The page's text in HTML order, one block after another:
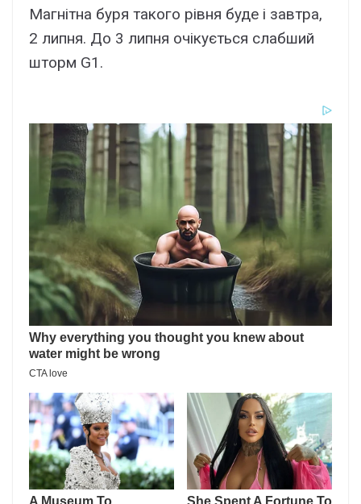
Магнітна буря такого рівня буде і завтра,
2 липня. До 3 липня очікується слабший
шторм G1.